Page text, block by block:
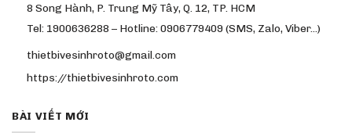
8 Song Hành, P. Trung Mỹ Tây, Q. 12, TP. HCM
Tel: 1900636288 – Hotline: 0906779409 (SMS, Zalo, Viber…)
thietbivesinhroto@gmail.com
https://thietbivesinhroto.com
BÀI VIẾT MỚI